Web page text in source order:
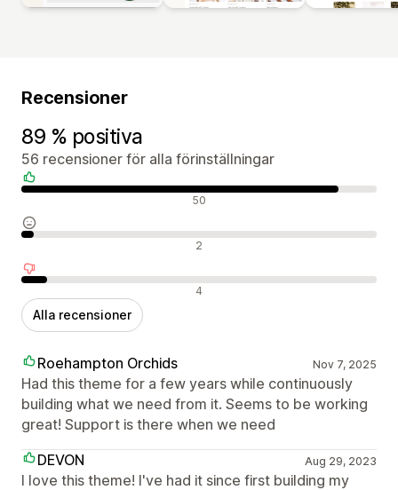
Recensioner
89 % positiva
56 recensioner för alla förinställningar
Positiva recensioner 50
Neutrala recensioner 2
Negativa recensioner 4
Alla recensioner
Roehampton Orchids Nov 7, 2025
Had this theme for a few years while continuously
building what we need from it. Seems to be working
great! Support is there when we need
DEVON
Aug 29, 2023
I love this theme! I've had it since first building my